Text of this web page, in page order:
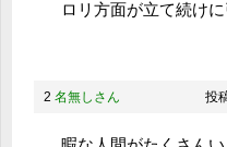
ロリ方面が立て続け
2 名無しさん 投